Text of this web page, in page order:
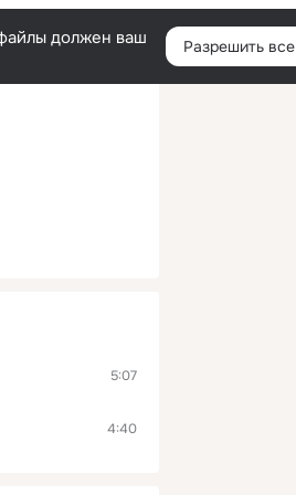
Войти
должен ваш Разрешить все
5:07
4:40